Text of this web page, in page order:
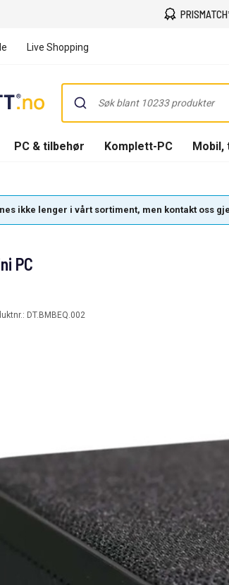
Live Shopping
PC & tilbehør Komplett-PC Mobil,
ikke lenger i vårt sortiment, men kontakt oss
PC
DT.BMBEQ.002